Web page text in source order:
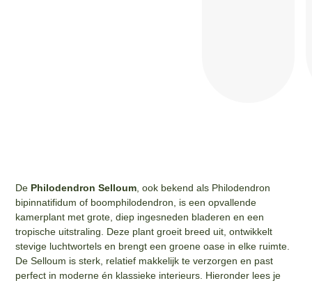
De Philodendron Selloum , ook bekend als Philodendron
bipinnatifidum of boomphilodendron, is een opvallende
kamerplant met grote, diep ingesneden bladeren en een
tropische uitstraling. Deze plant groeit breed uit, ontwikkelt
stevige luchtwortels en brengt een groene oase in elke ruimte.
De Selloum is sterk, relatief makkelijk te verzorgen en past
perfect in moderne én klassieke interieurs. Hieronder lees je